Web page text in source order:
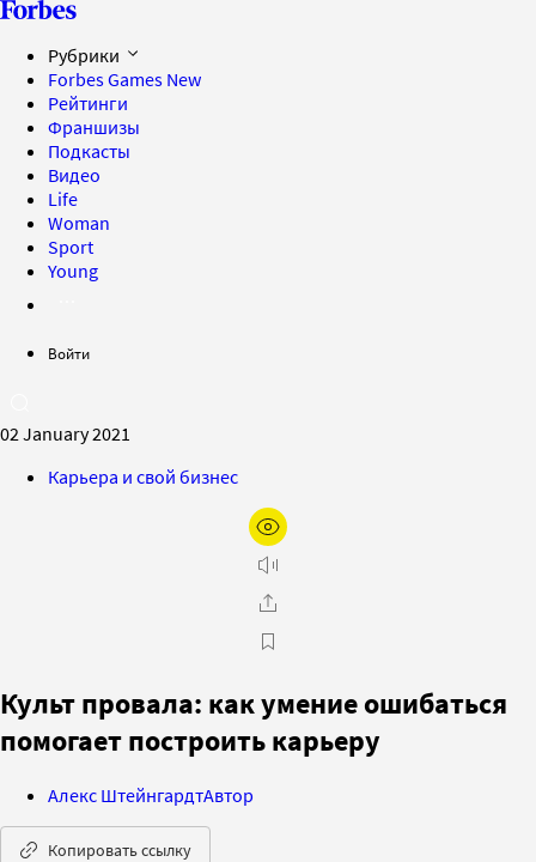
Рубрики
Forbes Games New
Рейтинги
Франшизы
Подкасты
Видео
Life
Woman
Sport
Young
Войти
02 January 2021
Карьера и свой бизнес
Культ провала: как умение ошибаться
помогает построить карьеру
Алекс ШтейнгардтАвтор
Копировать ссылку